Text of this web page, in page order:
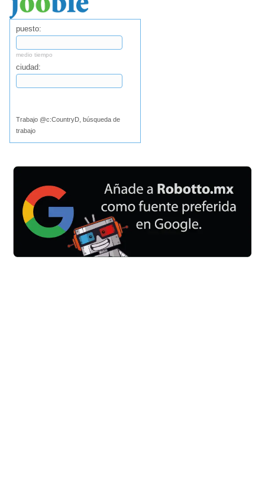
puesto:
medio tiempo
ciudad:
Trabajo @c:CountryD, búsqueda de
trabajo